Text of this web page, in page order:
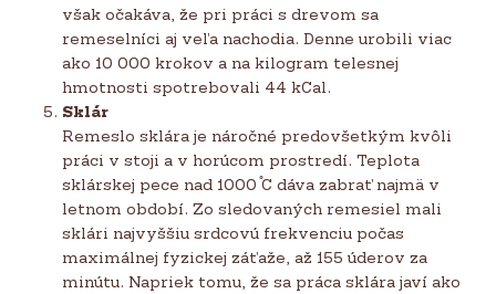
však očakáva, že pri práci s drevom sa
remeselníci aj veľa nachodia. Denne urobili viac
ako 10 000 krokov a na kilogram telesnej
hmotnosti spotrebovali 44 kCal.
Sklár
Remeslo sklára je náročné predovšetkým kvôli
práci v stoji a v horúcom prostredí. Teplota
sklárskej pece nad 1000 ֯C dáva zabrať najmä v
letnom období. Zo sledovaných remesiel mali
sklári najvyššiu srdcovú frekvenciu počas
maximálnej fyzickej záťaže, až 155 úderov za
minútu. Napriek tomu, že sa práca sklára javí ako